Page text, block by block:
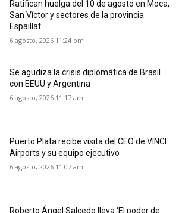
Ratifican huelga del 10 de agosto en Moca,
San Víctor y sectores de la provincia
Espaillat
6 agosto, 2026 11:24 pm
Se agudiza la crisis diplomática de Brasil
con EEUU y Argentina
6 agosto, 2026 11:17 am
Puerto Plata recibe visita del CEO de VINCI
Airports y su equipo ejecutivo
6 agosto, 2026 11:07 am
Roberto Ángel Salcedo lleva ‘El poder de